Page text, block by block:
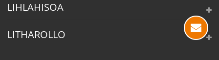
LIHLAHISOA
LITHAROLLO